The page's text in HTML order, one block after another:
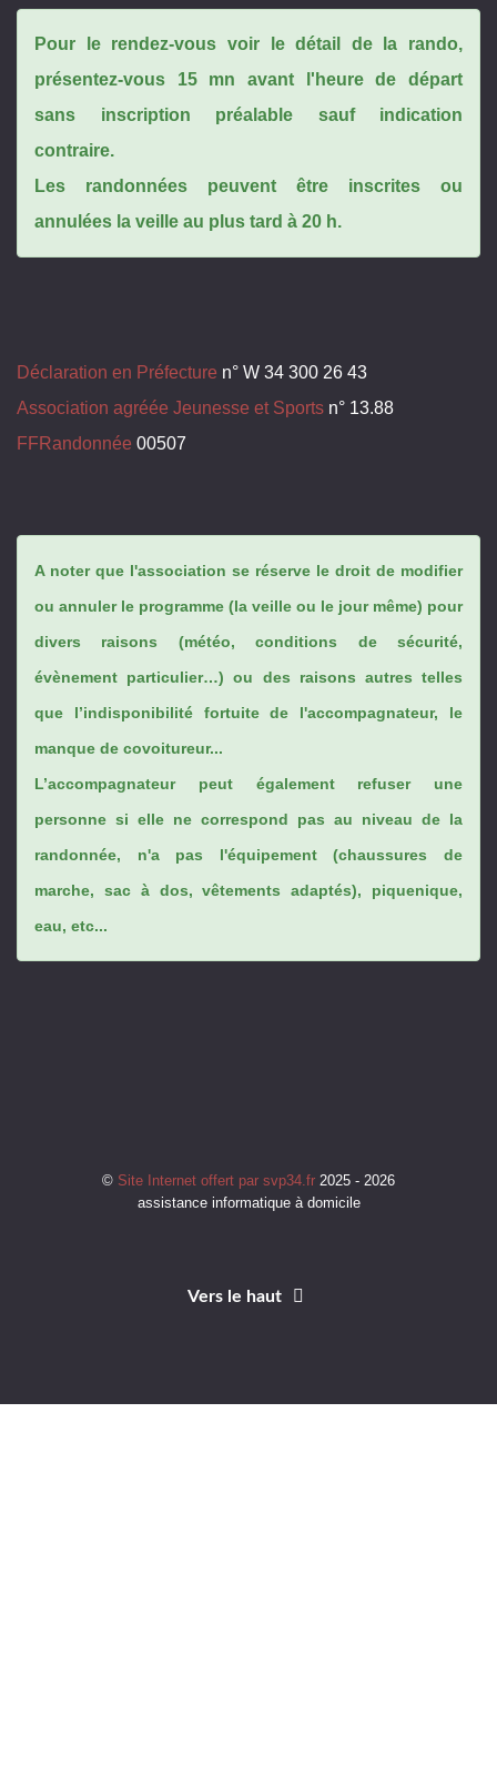
Pour le rendez-vous voir le détail de la rando,
présentez-vous 15 mn avant l'heure de départ
sans inscription préalable sauf indication
contraire.
Les randonnées peuvent être inscrites ou
annulées la veille au plus tard à 20 h.
Déclaration en Préfecture n° W 34 300 26 43
Association agréée Jeunesse et Sports n° 13.88
FFRandonnée 00507
A noter que l'association se réserve le droit de modifier
ou annuler le programme (la veille ou le jour même) pour
divers raisons (météo, conditions de sécurité,
évènement particulier…) ou des raisons autres telles
que l’indisponibilité fortuite de l'accompagnateur, le
manque de covoitureur...
L’accompagnateur peut également refuser une
personne si elle ne correspond pas au niveau de la
randonnée, n'a pas l'équipement (chaussures de
marche, sac à dos, vêtements adaptés), piquenique,
eau, etc...
© Site Internet offert par svp34.fr 2025 - 2026
assistance informatique à domicile
Vers le haut